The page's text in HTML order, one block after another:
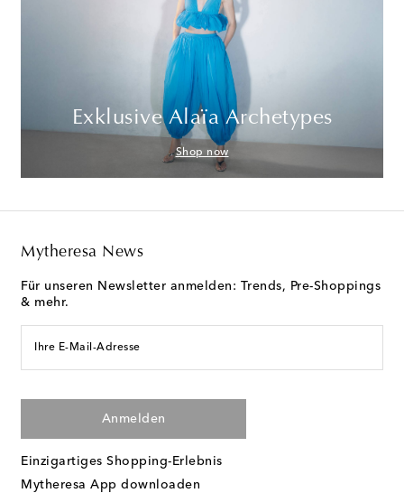
Exklusive Alaïa Archetypes
Shop now
Mytheresa News
Für unseren Newsletter anmelden: Trends, Pre-Shoppings
& mehr.
Ihre E-Mail-Adresse
Anmelden
Einzigartiges Shopping-Erlebnis
Mytheresa App downloaden